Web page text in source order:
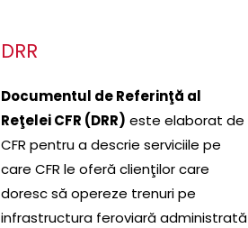
DRR
Documentul de Referinţă al
Reţelei CFR (DRR) este elaborat de
CFR pentru a descrie serviciile pe
care CFR le oferă clienţilor care
doresc să opereze trenuri pe
infrastructura feroviară administrată